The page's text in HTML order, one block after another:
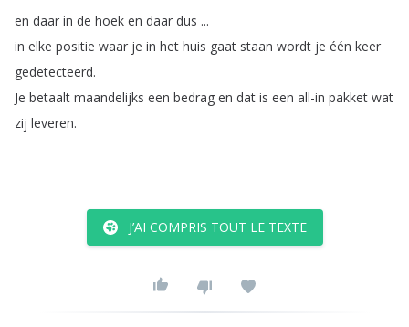
en daar in de hoek en daar dus ...
in elke positie waar je in het huis gaat staan wordt je één keer
gedetecteerd.
Je betaalt maandelijks een bedrag en dat is een all-in pakket wat
zij leveren.
J’AI COMPRIS TOUT LE TEXTE